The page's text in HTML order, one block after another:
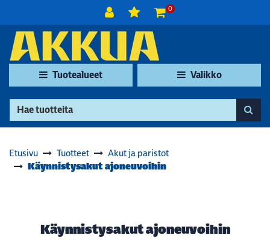
0
Tuotealueet Valikko
Etusivu Tuotteet Akut ja paristot
Käynnistysakut ajoneuvoihin
Käynnistysakut ajoneuvoihin